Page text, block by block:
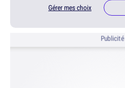
Gérer mes choix
Publicité